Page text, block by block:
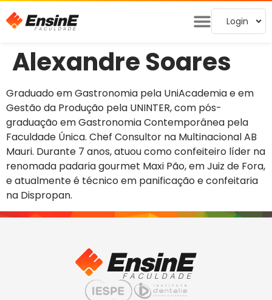
Login
Alexandre Soares
Graduado em Gastronomia pela UniAcademia e em
Gestão da Produção pela UNINTER, com pós-
graduação em Gastronomia Contemporânea pela
Faculdade Única. Chef Consultor na Multinacional AB
Mauri. Durante 7 anos, atuou como confeiteiro líder na
renomada padaria gourmet Maxi Pão, em Juiz de Fora,
e atualmente é técnico em panificação e confeitaria
na Dispropan.